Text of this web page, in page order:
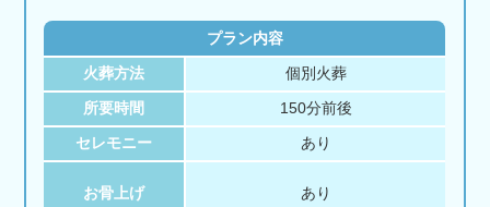
プラン内容
火葬方法 個別火葬
所要時間 150分前後
セレモニー あり
お骨上げ あり